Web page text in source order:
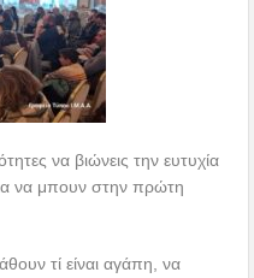
να βιώνεις την ευτυχία
να μπουν στην πρώτη
τί είναι αγάπη, να